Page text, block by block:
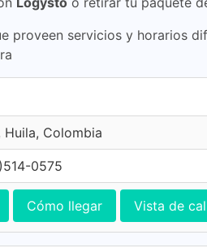
proveen servicios y horarios
Huila, Colombia
0575
Cómo llegar Vista de